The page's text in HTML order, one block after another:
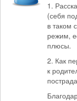
1.
(себя
в таком
режим,
плюсы.
2. Как
к